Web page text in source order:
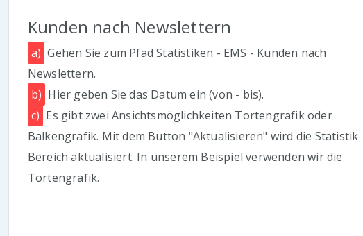
Kunden nach Newslettern
a) Gehen Sie zum Pfad Statistiken - EMS - Kunden nach
Newslettern.
b) Hier geben Sie das Datum ein (von - bis).
c) Es gibt zwei Ansichtsmöglichkeiten Tortengrafik oder
Balkengrafik. Mit dem Button "Aktualisieren" wird die Statistik
Bereich aktualisiert. In unserem Beispiel verwenden wir die
Tortengrafik.